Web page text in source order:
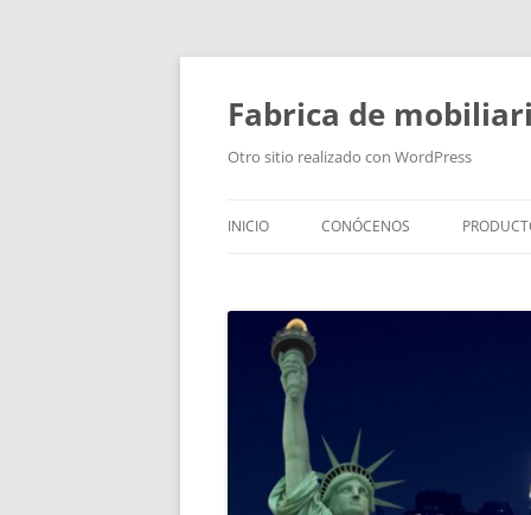
Fabrica de
Otro sitio realizado con WordPress
INICIO CONÓCENOS